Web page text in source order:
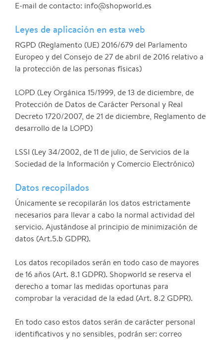
E-mail de contacto: info@shopworld.es
Leyes de aplicación en esta web
RGPD (Reglamento (UE) 2016/679 del Parlamento
Europeo y del Consejo de 27 de abril de 2016 relativo a
la protección de las personas físicas)
LOPD (Ley Orgánica 15/1999, de 13 de diciembre, de
Protección de Datos de Carácter Personal y Real
Decreto 1720/2007, de 21 de diciembre, Reglamento de
desarrollo de la LOPD)
LSSI (Ley 34/2002, de 11 de julio, de Servicios de la
Sociedad de la Información y Comercio Electrónico)
Datos recopilados
Únicamente se recopilarán los datos estrictamente
necesarios para llevar a cabo la normal actividad del
servicio. Ajustándose al principio de minimización de
datos (Art.5.b GDPR).
Los datos recopilados serán en todo caso de mayores
de 16 años (Art. 8.1 GDPR). Shopworld se reserva el
derecho a tomar las medidas oportunas para
comprobar la veracidad de la edad (Art. 8.2 GDPR).
En todo caso estos datos serán de carácter personal
identificativos y no sensibles, podrán ser: correo